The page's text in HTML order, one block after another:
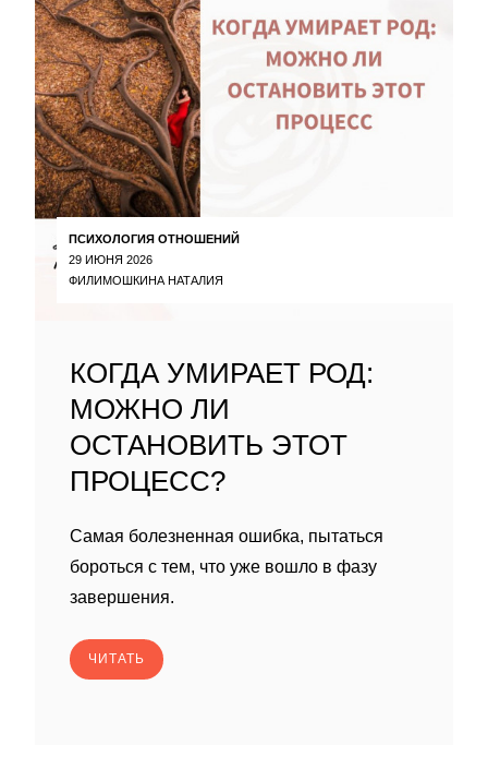
ПСИХОЛОГИЯ ОТНОШЕНИЙ
29 ИЮНЯ 2026
ФИЛИМОШКИНА НАТАЛИЯ
КОГДА УМИРАЕТ РОД:
МОЖНО ЛИ
ОСТАНОВИТЬ ЭТОТ
ПРОЦЕСС?
Самая болезненная ошибка, пытаться
бороться с тем, что уже вошло в фазу
завершения.
ЧИТАТЬ